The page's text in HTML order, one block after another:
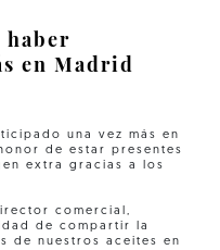
haber
en Madrid
una vez más en
de estar presentes
extra gracias a los
comercial,
de compartir la
de nuestros aceites en